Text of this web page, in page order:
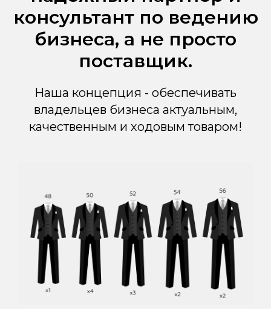
консультант по ведению
бизнеса, а не просто
поставщик.
Наша концепция - обеспечивать
владельцев бизнеса актуальным,
качественным и ходовым товаром!